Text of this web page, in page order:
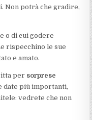
Non potrà che gradire,
o di cui godere
rispecchino le sue
e amato.
per sorprese
date più importanti,
vedrete che non